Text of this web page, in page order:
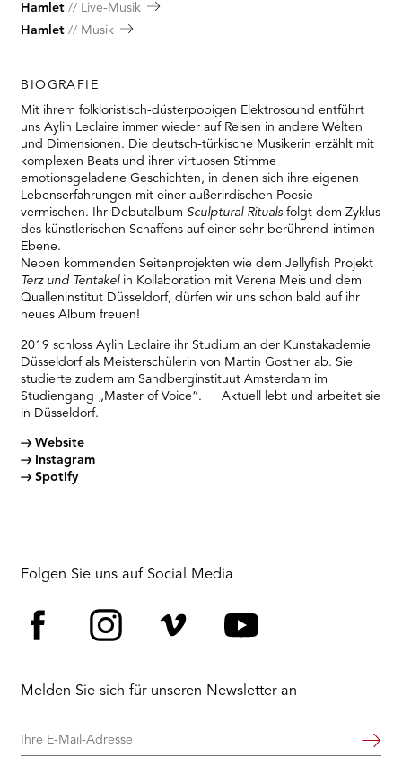
Hamlet
Live-Musik
Hamlet
Musik
BIOGRAFIE
Mit ihrem folkloristisch-düsterpopigen Elektrosound entführt
uns Aylin Leclaire immer wieder auf Reisen in andere Welten
und Dimensionen. Die deutsch-türkische Musikerin erzählt mit
komplexen Beats und ihrer virtuosen Stimme
emotionsgeladene Geschichten, in denen sich ihre eigenen
Lebenserfahrungen mit einer außerirdischen Poesie
vermischen. Ihr Debutalbum Sculptural Rituals folgt dem Zyklus
des künstlerischen Schaffens auf einer sehr berührend-intimen
Ebene.
Neben kommenden Seitenprojekten wie dem Jellyfish Projekt
Terz und Tentakelin Kollaboration mit Verena Meis und dem
Qualleninstitut Düsseldorf, dürfen wir uns schon bald auf ihr
neues Album freuen!
2019 schloss Aylin Leclaire ihr Studium an der Kunstakademie
Düsseldorf als Meisterschülerin von Martin Gostner ab. Sie
studierte zudem am Sandberginstituut Amsterdam im
Studiengang „Master of Voice“. Aktuell lebt und arbeitet sie
in Düsseldorf.
Website
Instagram
Spotify
Folgen Sie uns auf Social Media
Melden Sie sich für unseren Newsletter an
Ihre
Weiter